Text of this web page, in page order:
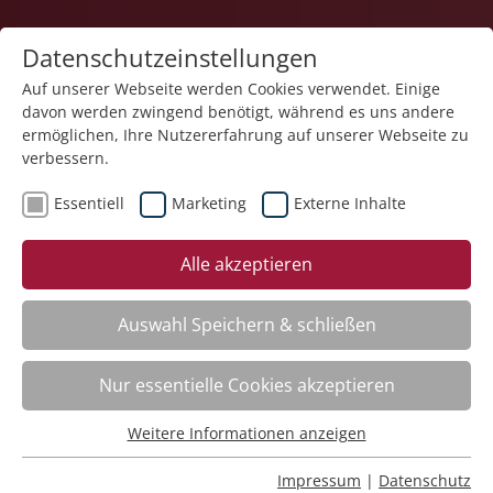
1
Veranstaltung "Unterstützte Kommunikation –
Grundkurs nach Standard der Gesellschaft für
Unterstützte Kommunikation e. V. – Kurs I" (Nr. 34)
wurde in den Warenkorb gelegt.
Fachbereich
ADHS. Aufmerksamkeitsdefizit-Hyperaktivitätsstörung
Nr.:
261101
Datenschutzeinstellungen
Auf unserer Webseite werden Cookies verwendet. Einige
davon werden zwingend benötigt, während es uns andere
ermöglichen, Ihre Nutzererfahrung auf unserer Webseite zu
verbessern.
Essentiell Marketing Externe Inhalte
Alle akzeptieren
Auswahl Speichern & schließen
Nur essentielle Cookies akzeptieren
Essentielle Cookies werden für grundlegende Funktionen
Weitere Informationen anzeigen
Impressum | Datenschutz